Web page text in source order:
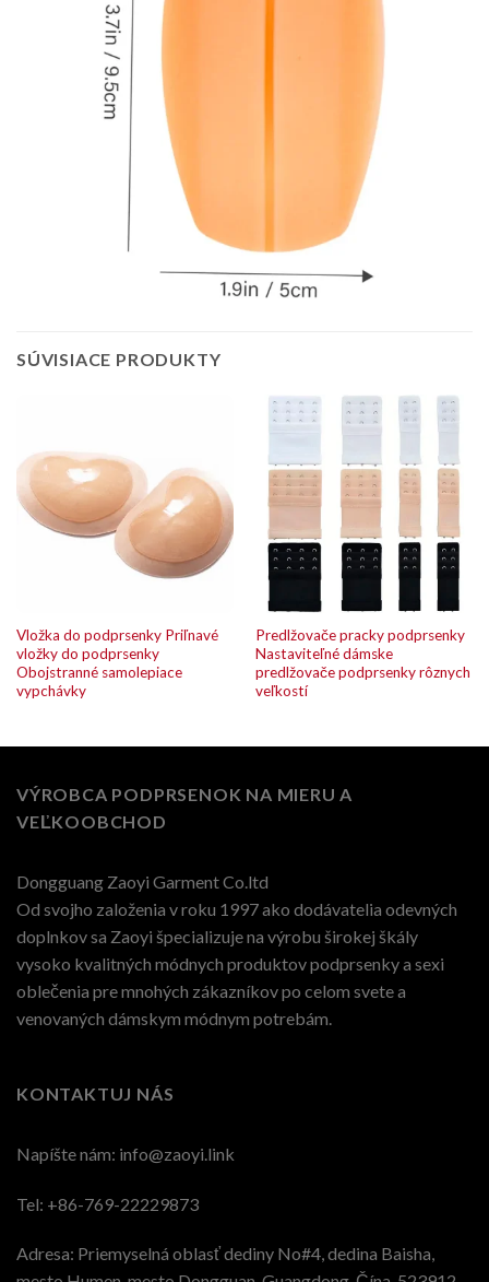
SÚVISIACE PRODUKTY
Vložka do podprsenky Priľnavé
vložky do podprsenky
Obojstranné samolepiace
vypchávky
Predlžovače pracky podprsenky
Nastaviteľné dámske
predlžovače podprsenky rôznych
veľkostí
VÝROBCA PODPRSENOK NA MIERU A
VEĽKOOBCHOD
Dongguang Zaoyi Garment Co.ltd
Od svojho založenia v roku 1997 ako dodávatelia odevných
doplnkov sa Zaoyi špecializuje na výrobu širokej škály
vysoko kvalitných módnych produktov podprsenky a sexi
oblečenia pre mnohých zákazníkov po celom svete a
venovaných dámskym módnym potrebám.
KONTAKTUJ NÁS
Napíšte nám: info@zaoyi.link
Tel: +86-769-22229873
Adresa: Priemyselná oblasť dediny No#4, dedina Baisha,